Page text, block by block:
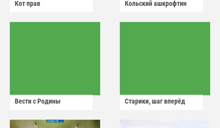
Кот прав Кольский ашкрофтин
Вести с Родины Старики, шаг вперёд